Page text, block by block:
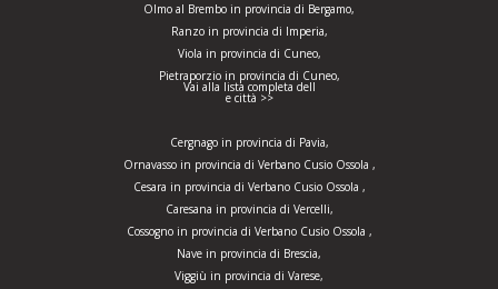
Olmo al Brembo in provincia di Bergamo,
Ranzo in provincia di Imperia,
Viola in provincia di Cuneo,
Pietraporzio in provincia di Cuneo,
Vai alla lista completa dell
e città >>
Cergnago in provincia di Pavia,
Ornavasso in provincia di Verbano Cusio Ossola ,
Cesara in provincia di Verbano Cusio Ossola ,
Caresana in provincia di Vercelli,
Cossogno in provincia di Verbano Cusio Ossola ,
Nave in provincia di Brescia,
Viggiù in provincia di Varese,